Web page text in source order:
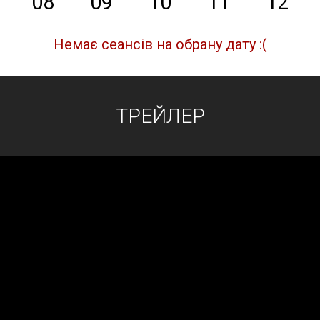
Немає сеансів на обрану дату :(
ТРЕЙЛЕР